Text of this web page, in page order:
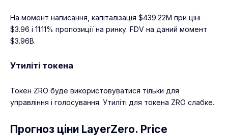
На момент написання, капіталізація $439.22M при ціні
$3.96 і 11.11% пропозиції на ринку. FDV на даний момент
$3.96B.
Утиліті токена
Токен ZRO буде використовуватися тільки для
управління і голосування. Утиліті для токена ZRO слабке.
Прогноз ціни LayerZero. Price